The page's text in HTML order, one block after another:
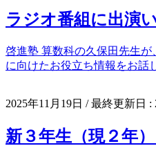
ラジオ番組に出演
啓進塾 算数科の久保田先生
に向けたお役立ち情報をお
2025年11月19日 / 最終更新日 :
新３年生（現２年